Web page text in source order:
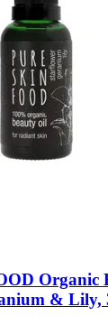
Organic
& Lily,